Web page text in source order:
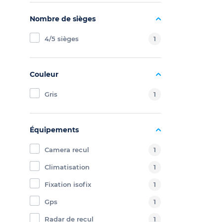
Nombre de sièges
4/5 sièges 1
Couleur
Gris 1
Équipements
Camera recul 1
Climatisation 1
Fixation isofix 1
Gps 1
Radar de recul 1